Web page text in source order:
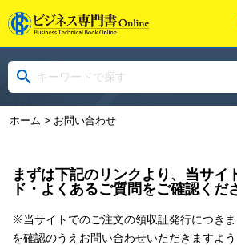
ホーム > お問い合わせ
まずは下記のリンクより、当サイ
ド・よくあるご質問をご確認くだ
※当サイトでのご注文の領収証発行につき
を確認のうえお問い合わせいただきますよ